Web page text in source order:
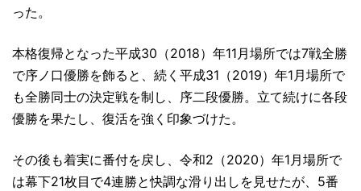
った。
本格復帰となった平成30（2018）年11月場所では7戦全勝
で序ノ口優勝を飾ると、続く平成31（2019）年1月場所で
も全勝同士の決定戦を制し、序二段優勝。立て続けに各段
優勝を果たし、復活を強く印象づけた。
その後も着実に番付を戻し、令和2（2020）年1月場所で
は幕下21枚目で4連勝と快調な滑り出しを見せたが、5番